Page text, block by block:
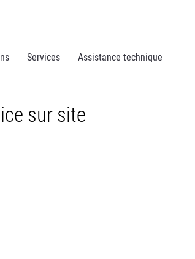
Services Assistance technique
sur site